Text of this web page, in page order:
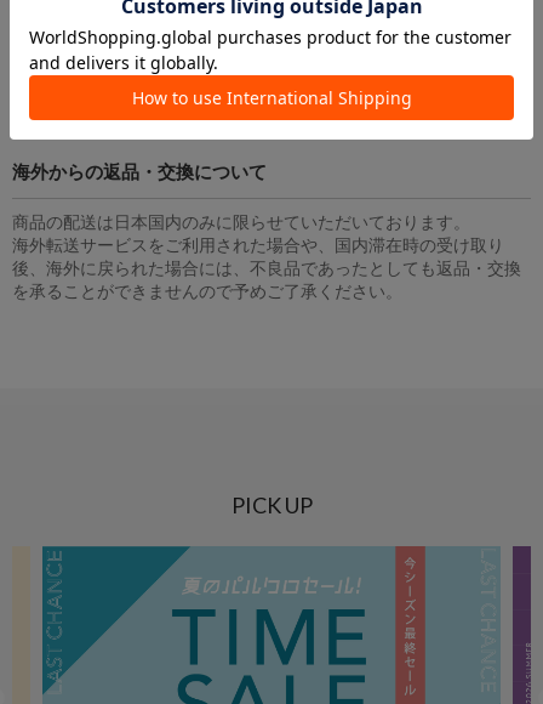
ご注文確定後でも、出荷時の検品で商品不良が見つかり、代替品の
ご用意ができない場合がございます。
その際、誠に勝手ながらご購入をキャンセルさせていただいたり、
あるいはお届けがご指定の配送日に間に合わない可能性がございま
す。予めご了承ください。
海外からの返品・交換について
商品の配送は日本国内のみに限らせていただいております。
海外転送サービスをご利用された場合や、国内滞在時の受け取り
後、海外に戻られた場合には、不良品であったとしても返品・交換
を承ることができませんので予めご了承ください。
PICK UP